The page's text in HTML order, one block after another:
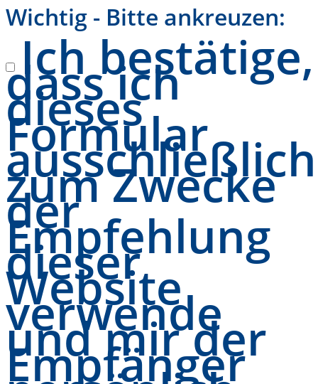
Wichtig - Bitte ankreuzen:
Ich bestätige,
dass ich
dieses
Formular
ausschließlich
zum Zwecke
der
Empfehlung
dieser
Website
verwende
und mir der
Empfänger